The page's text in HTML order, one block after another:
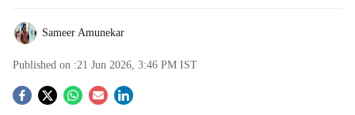
Sameer Amunekar
Published on :21 Jun 2026, 3:46 PM IST
S